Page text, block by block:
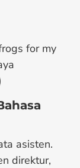
for my
asisten.
direktur,